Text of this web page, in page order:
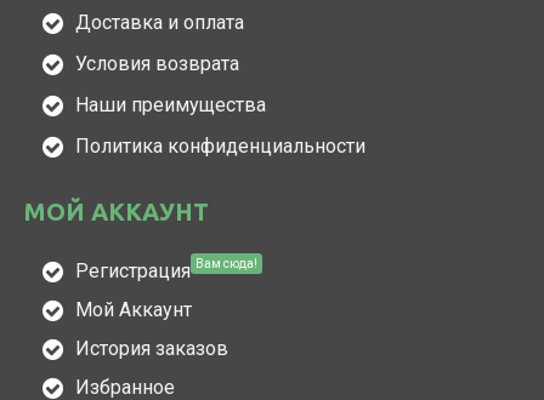
Доставка и оплата
Условия возврата
Наши преимущества
Политика конфиденциальности
МОЙ АККАУНТ
Регистрация Вам сюда!
Мой Аккаунт
История заказов
Избранное